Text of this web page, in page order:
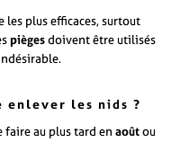
les plus efficaces, surtout
piègesdoivent être utilisés
les nids ?
faire au plus tard en aoûtou